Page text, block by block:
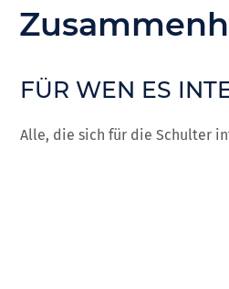
FÜR WEN ES
Alle, die sich für die Schulter